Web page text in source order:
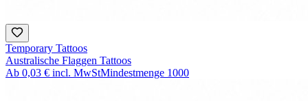
Temporary Tattoos
Australische Flaggen Tattoos
Ab 0,03 € incl. MwStMindestmenge 1000